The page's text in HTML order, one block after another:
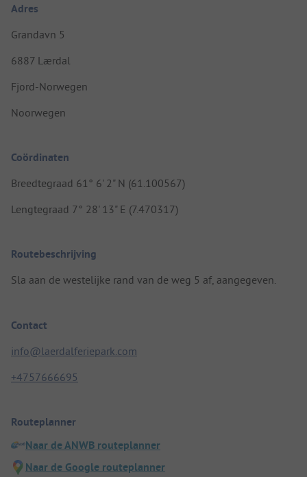
Adres
Grandavn 5
6887 Lærdal
Fjord-Norwegen
Noorwegen
Coördinaten
Breedtegraad 61° 6' 2" N (61.100567)
Lengtegraad 7° 28' 13" E (7.470317)
Routebeschrijving
Sla aan de westelijke rand van de weg 5 af, aangegeven.
Contact
info@laerdalferiepark.com
+4757666695
Routeplanner
Naar de ANWB routeplanner
Naar de Google routeplanner